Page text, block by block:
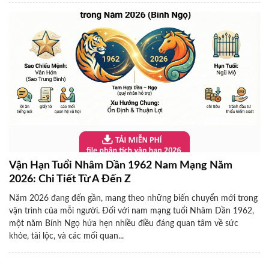
Vận Hạn Tuổi Nhâm Dần 1962 Nam Mạng Năm
2026: Chi Tiết Từ A Đến Z
Năm 2026 đang đến gần, mang theo những biến chuyển mới trong
vận trình của mỗi người. Đối với nam mạng tuổi Nhâm Dần 1962,
một năm Bính Ngọ hứa hẹn nhiều điều đáng quan tâm về sức
khỏe, tài lộc, và các mối quan...